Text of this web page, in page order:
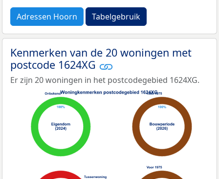
Adressen Hoorn Tabelgebruik
Kenmerken van de 20 woningen met
postcode 1624XG
Er zijn 20 woningen in het postcodegebied 1624XG.